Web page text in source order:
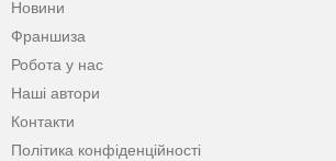
Новини
Франшиза
Робота у нас
Наші автори
Контакти
Політика конфіденційності